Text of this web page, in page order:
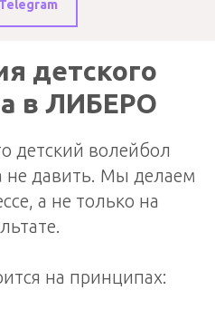
детского
в ЛИБЕРО
детский волейбол
не давить. Мы делаем
а не только на
на принципах: